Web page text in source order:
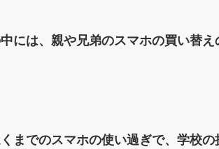
には、親や兄弟のスマホの買い替
までのスマホの使い過ぎで、学校